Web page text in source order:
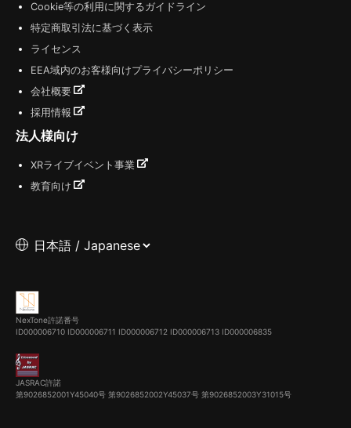
Cookie等の利用に関するガイドライン
特定商取引法に基づく表示
ライセンス
EEA域内のお客様向けプライバシーポリシー
会社概要
採用情報
法人様向け
XRライブイベント事業
教育向け
NexTone許諾番号
ID000006710 ID000006711 ID000006712 ID000006713 ID000006835
JASRAC許諾
第9026852001Y45040号 第9026852002Y45037号 第9026852003Y31015号